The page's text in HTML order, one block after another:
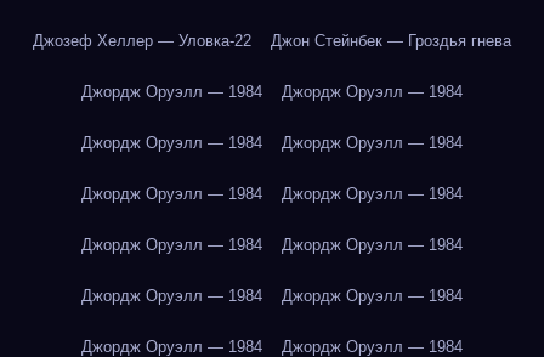
Джозеф Хеллер — Уловка-22 Джон Стейнбек — Гроздья гнева
Джордж Оруэлл — 1984 Джордж Оруэлл — 1984
Джордж Оруэлл — 1984 Джордж Оруэлл — 1984
Джордж Оруэлл — 1984 Джордж Оруэлл — 1984
Джордж Оруэлл — 1984 Джордж Оруэлл — 1984
Джордж Оруэлл — 1984 Джордж Оруэлл — 1984
Джордж Оруэлл — 1984 Джордж Оруэлл — 1984